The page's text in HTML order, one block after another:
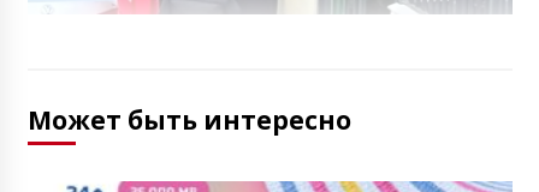
Может быть интересно